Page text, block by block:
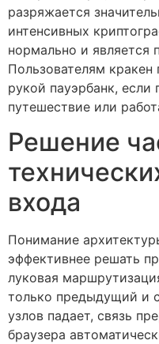
разряжается
интенсивных
нормально и является
Пользователям
рукой пауэрбанк, если
путешествие или
Решение
входа
Понимание
эффективнее решать
луковая
только предыдущий и
узлов падает, связь
браузера